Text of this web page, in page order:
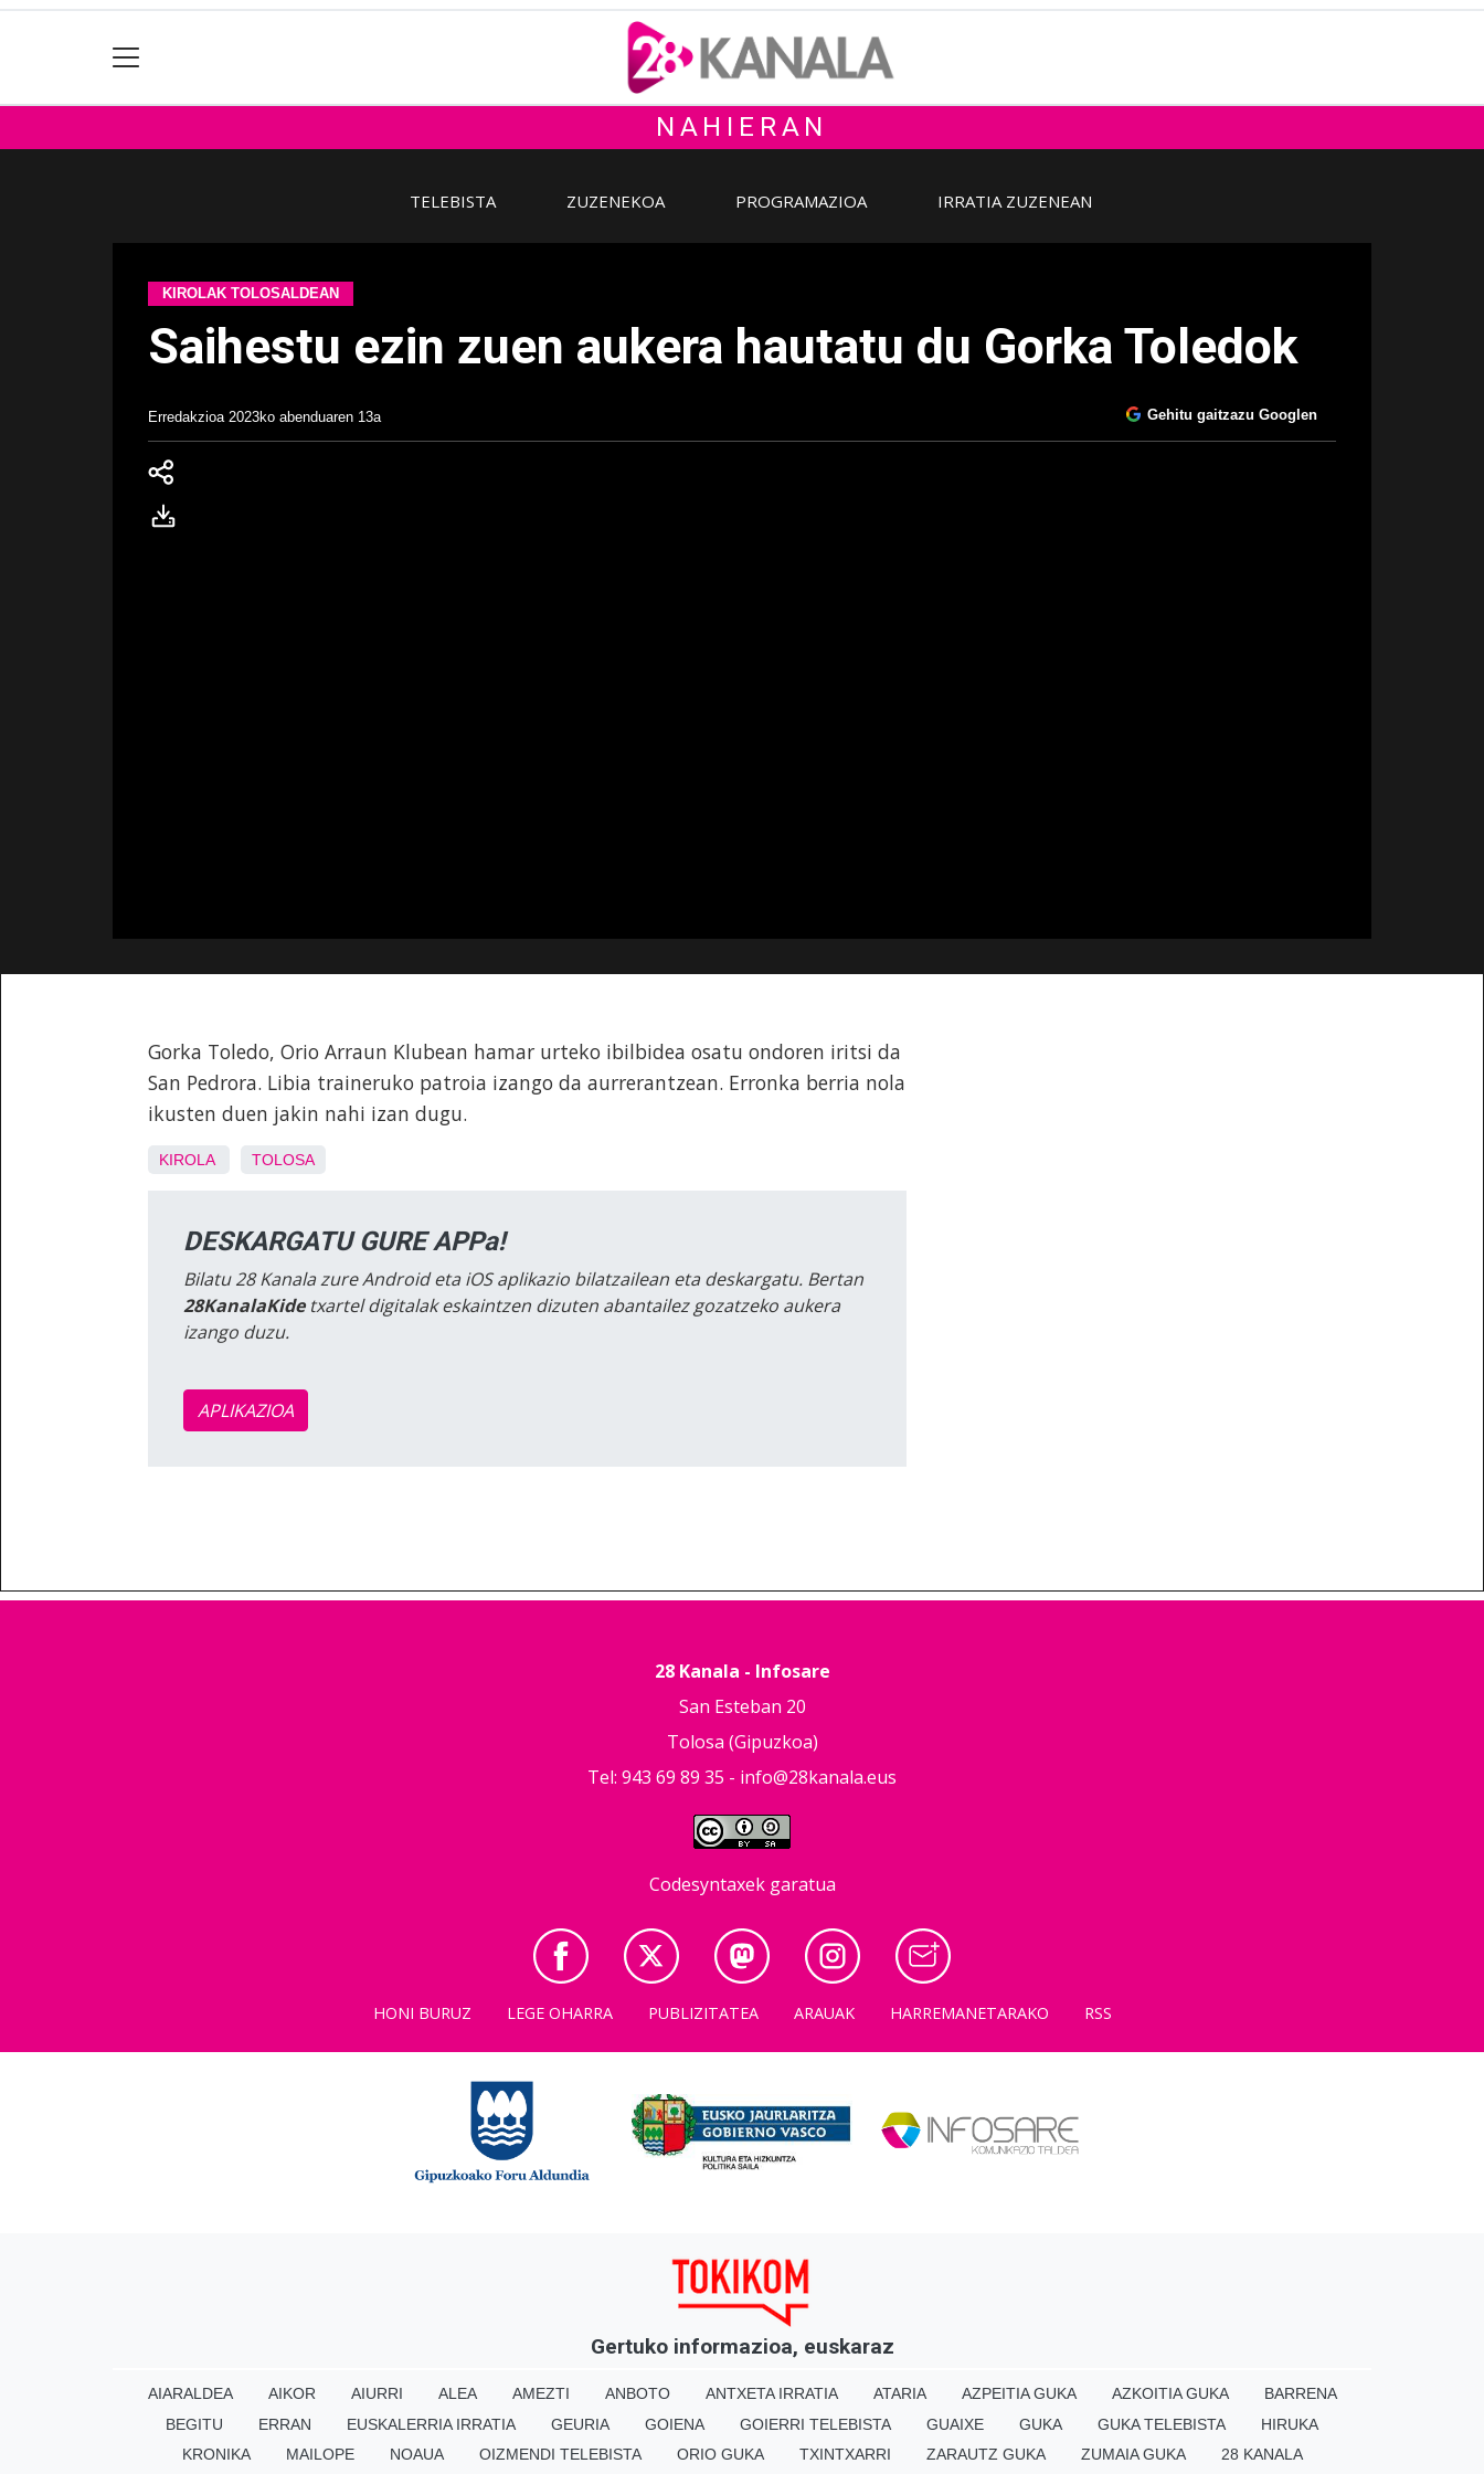
NAHIERAN
TELEBISTA ZUZENEKOA PROGRAMAZIOA IRRATIA ZUZENEAN
KIROLAK TOLOSALDEAN
Saihestu ezin zuen aukera hautatu du Gorka Toledok
Erredakzioa 2023ko abenduaren 13a Gehitu gaitzazu Googlen
Gorka Toledo, Orio Arraun Klubean hamar urteko ibilbidea osatu ondoren iritsi da
San Pedrora. Libia traineruko patroia izango da aurrerantzean. Erronka berria nola
ikusten duen jakin nahi izan dugu.
KIROLA TOLOSA
DESKARGATU GURE APPa!
Bilatu 28 Kanala zure Android eta iOS aplikazio bilatzailean eta deskargatu. Bertan
28KanalaKidetxartel digitalak eskaintzen dizuten abantailez gozatzeko aukera
izango duzu.
APLIKAZIOA
28 Kanala - Infosare
San Esteban 20
Tolosa (Gipuzkoa)
Tel: 943 69 89 35 - info@28kanala.eus
Codesyntaxek garatua
HONI BURUZ LEGE OHARRA PUBLIZITATEA ARAUAK HARREMANETARAKO RSS
Gertuko informazioa, euskaraz
AIARALDEA AIKOR AIURRI ALEA AMEZTI ANBOTO ANTXETA IRRATIA ATARIA AZPEITIA GUKA AZKOITIA GUKA
BARRENA
BEGITU
ERRAN EUSKALERRIA IRRATIA GEURIA GOIENA GOIERRI TELEBISTA GUAIXE GUKA GUKA TELEBISTA
HIRUKA
KRONIKA
MAILOPE NOAUA OIZMENDI TELEBISTA ORIO GUKA TXINTXARRI ZARAUTZ GUKA ZUMAIA GUKA 28 KANALA